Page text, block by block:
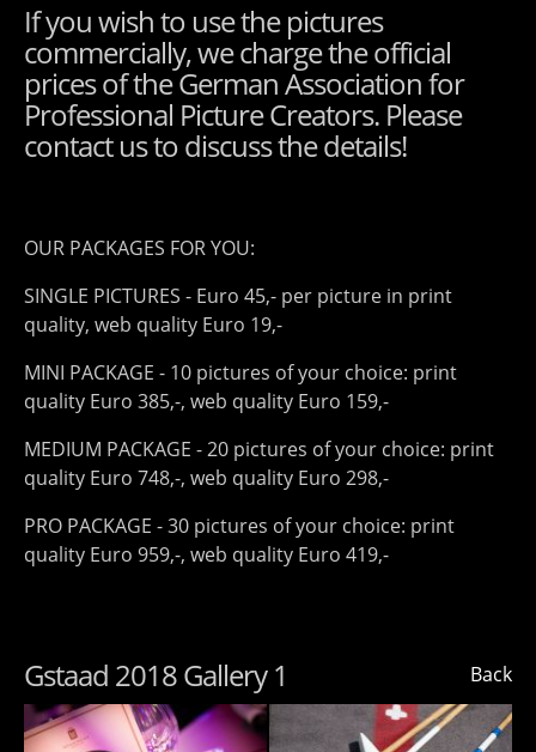
If you wish to use the pictures
commercially, we charge the official
prices of the German Association for
Professional Picture Creators. Please
contact us to discuss the details!
OUR PACKAGES FOR YOU:
SINGLE PICTURES - Euro 45,- per picture in print
quality, web quality Euro 19,-
MINI PACKAGE - 10 pictures of your choice: print
quality Euro 385,-, web quality Euro 159,-
MEDIUM PACKAGE - 20 pictures of your choice: print
quality Euro 748,-, web quality Euro 298,-
PRO PACKAGE - 30 pictures of your choice: print
quality Euro 959,-, web quality Euro 419,-
Back
Gstaad 2018 Gallery 1